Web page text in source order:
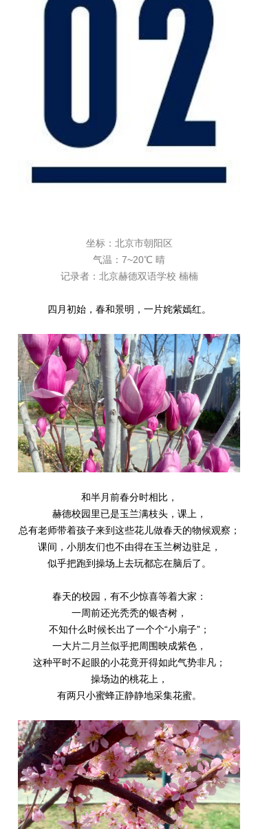
坐标：北京市朝阳区
气温：7~20℃ 晴
记录者：北京赫德双语学校 楠楠
四月初始，春和景明，一片姹紫嫣红。
和半月前春分时相比，
赫德校园里已是玉兰满枝头，课上，
总有老师带着孩子来到这些花儿做春天的物候观察；
课间，小朋友们也不由得在玉兰树边驻足，
似乎把跑到操场上去玩都忘在脑后了。
春天的校园，有不少惊喜等着大家：
一周前还光秃秃的银杏树，
不知什么时候长出了一个个“小扇子”；
一大片二月兰似乎把周围映成紫色，
这种平时不起眼的小花竟开得如此气势非凡；
操场边的桃花上，
有两只小蜜蜂正静静地采集花蜜。